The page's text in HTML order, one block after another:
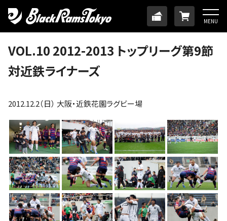
MENU
TICKET
HOME
チーム
メンバー
試合日程・結果
アカデミー
SDGs・ホームタウン
VOL.10 2012-2013 トップリーグ第9節
対近鉄ライナーズ
2012.12.2（日） 大阪・近鉄花園ラグビー場